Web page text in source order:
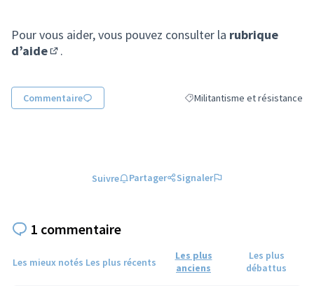
Pour vous aider, vous pouvez consulter la rubrique
d’aide
.
Commentaire Filtrer les résultats de la
Militantisme et résistance
Suivre Partager Signaler
1 commentaire
Les mieux notés Les plus récents
Les plus
anciens
Les plus
débattus